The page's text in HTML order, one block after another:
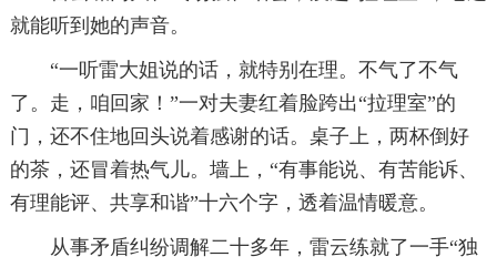
就能听到她的声音。
“一听雷大姐说的话，就特别在理。不气了不气
了。走，咱回家！”一对夫妻红着脸跨出“拉理室”的
门，还不住地回头说着感谢的话。桌子上，两杯倒好
的茶，还冒着热气儿。墙上，“有事能说、有苦能诉、
有理能评、共享和谐”十六个字，透着温情暖意。
从事矛盾纠纷调解二十多年，雷云练就了一手“独